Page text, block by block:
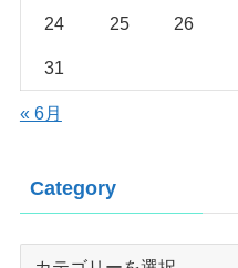
24 25 26
31
« 6月
Category
Category